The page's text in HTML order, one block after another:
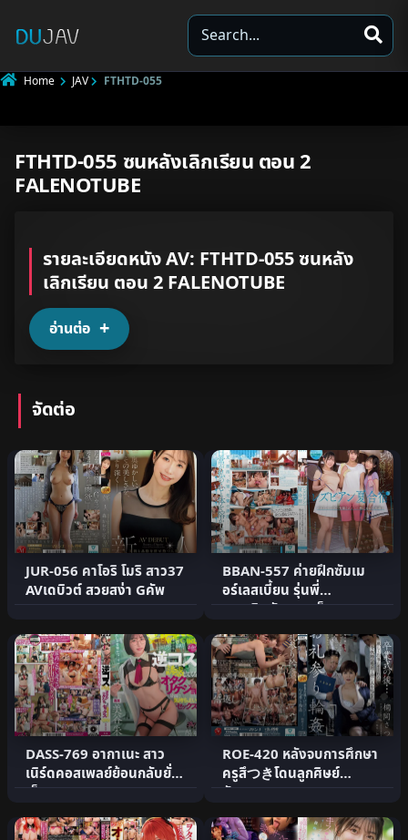
e
a
Home JAV FTHTD-055
Underage
Other
FTHTD-055 ซนหลังเลิกเรียน ตอน 2
FALENOTUBE
รายละเอียดหนัง AV: FTHTD-055 ซนหลัง
เลิกเรียน ตอน 2 FALENOTUBE
อ่านต่อ
จัดต่อ
JUR-056 คาโอริ โมริ สาว37
AVเดบิวต์ สวยสง่า Gคัพ
BBAN-557 ค่ายฝึกซัมเม
อร์เลสเบี้ยน รุ่นพี่
แบดมินตันสอนเย็ด
DASS-769 อากาเนะ สาว
เนิร์ดคอสเพลย์ย้อนกลับยั่ว
เย็ด
ROE-420 หลังจบการศึกษา
ครูสึつきโดนลูกศิษย์
อันธพาลรุม